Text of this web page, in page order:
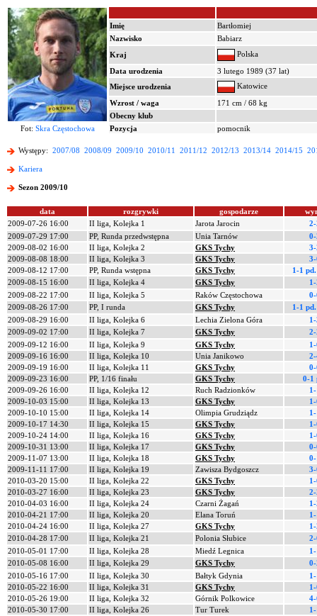
Imię
Bartłomiej
Nazwisko
Babiarz
Kraj
Polska
Data urodzenia
3 lutego 1989 (37 lat)
Miejsce urodzenia
Katowice
Wzrost / waga
171 cm / 68 kg
Obecny klub
Fot: Skra Częstochowa Pozycja pomocnik
Występy: 2007/08 2008/09 2009/10 2010/11 2011/12 2012/13 2013/14 2014/15
Kariera
Sezon 2009/10
data rozgrywki gospodarze
2009-07-26 16:00
II liga, Kolejka 1 Jarota Jarocin
2009-07-29 17:00
PP, Runda przedwstępna Unia Tarnów
2009-08-02 16:00
II liga, Kolejka 2 GKS Tychy
2009-08-08 18:00
II liga, Kolejka 3 GKS Tychy
2009-08-12 17:00
PP, Runda wstępna GKS Tychy
1-1
2009-08-15 16:00
II liga, Kolejka 4 GKS Tychy
2009-08-22 17:00
II liga, Kolejka 5 Raków Częstochowa
2009-08-26 17:00
PP, I runda GKS Tychy
1-1
2009-08-29 16:00
II liga, Kolejka 6 Lechia Zielona Góra
2009-09-02 17:00
II liga, Kolejka 7 GKS Tychy
2009-09-12 16:00
II liga, Kolejka 9 GKS Tychy
2009-09-16 16:00
II liga, Kolejka 10 Unia Janikowo
2009-09-19 16:00
II liga, Kolejka 11 GKS Tychy
2009-09-23 16:00
PP, 1/16 finału GKS Tychy
0-1
2009-09-26 16:00
II liga, Kolejka 12 Ruch Radzionków
2009-10-03 15:00
II liga, Kolejka 13 GKS Tychy
2009-10-10 15:00
II liga, Kolejka 14 Olimpia Grudziądz
2009-10-17 14:30
II liga, Kolejka 15 GKS Tychy
2009-10-24 14:00
II liga, Kolejka 16 GKS Tychy
2009-10-31 13:00
II liga, Kolejka 17 GKS Tychy
2009-11-07 13:00
II liga, Kolejka 18 GKS Tychy
2009-11-11 17:00
II liga, Kolejka 19 Zawisza Bydgoszcz
2010-03-20 15:00
II liga, Kolejka 22 GKS Tychy
2010-03-27 16:00
II liga, Kolejka 23 GKS Tychy
2010-04-03 16:00
II liga, Kolejka 24 Czarni Żagań
2010-04-21 17:00
II liga, Kolejka 20 Elana Toruń
2010-04-24 16:00
II liga, Kolejka 27 GKS Tychy
2010-04-28 17:00
II liga, Kolejka 21 Polonia Słubice
2010-05-01 17:00
II liga, Kolejka 28 Miedź Legnica
2010-05-08 16:00
II liga, Kolejka 29 GKS Tychy
2010-05-16 17:00
II liga, Kolejka 30 Bałtyk Gdynia
2010-05-22 16:00
II liga, Kolejka 31 GKS Tychy
2010-05-26 19:00
II liga, Kolejka 32 Górnik Polkowice
2010-05-30 17:00
II liga, Kolejka 26 Tur Turek